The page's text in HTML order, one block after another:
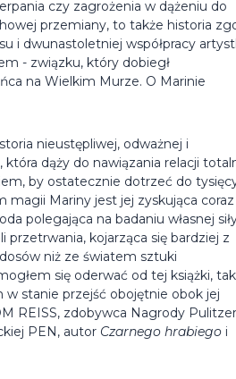
czy zagrożenia w dążeniu do
przemiany, to także historia
i dwunastoletniej współpracy
- związku, który dobiegł
na Wielkim Murze. O Marinie
nieustępliwej, odważnej i
która dąży do nawiązania relacji
by ostatecznie dotrzeć do
magii Mariny jest jej zyskująca coraz
polegająca na badaniu własnej
przetrwania, kojarząca się bardziej z
niż ze światem sztuki
się oderwać od tej książki, tak
w stanie przejść obojętnie obok jej
REISS, zdobywca Nagrody
PEN, autor Czarnego hrabiego i